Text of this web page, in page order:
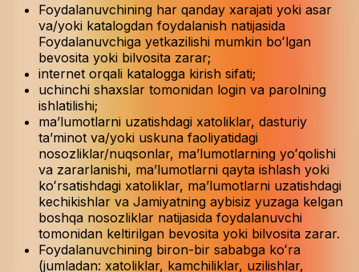
Foydalanuvchining har qanday xarajati yoki asar
va/yoki katalogdan foydalanish natijasida
Foydalanuvchiga yetkazilishi mumkin boʻlgan
bevosita yoki bilvosita zarar;
internet orqali katalogga kirish sifati;
uchinchi shaxslar tomonidan login va parolning
ishlatilishi;
maʼlumotlarni uzatishdagi xatoliklar, dasturiy
taʼminot va/yoki uskuna faoliyatidagi
nosozliklar/nuqsonlar, maʼlumotlarning yoʻqolishi
va zararlanishi, maʼlumotlarni qayta ishlash yoki
koʻrsatishdagi xatoliklar, maʼlumotlarni uzatishdagi
kechikishlar va Jamiyatning aybisiz yuzaga kelgan
boshqa nosozliklar natijasida foydalanuvchi
tomonidan keltirilgan bevosita yoki bilvosita zarar.
Foydalanuvchining biron-bir sababga koʻra
(jumladan: xatoliklar, kamchiliklar, uzilishlar,